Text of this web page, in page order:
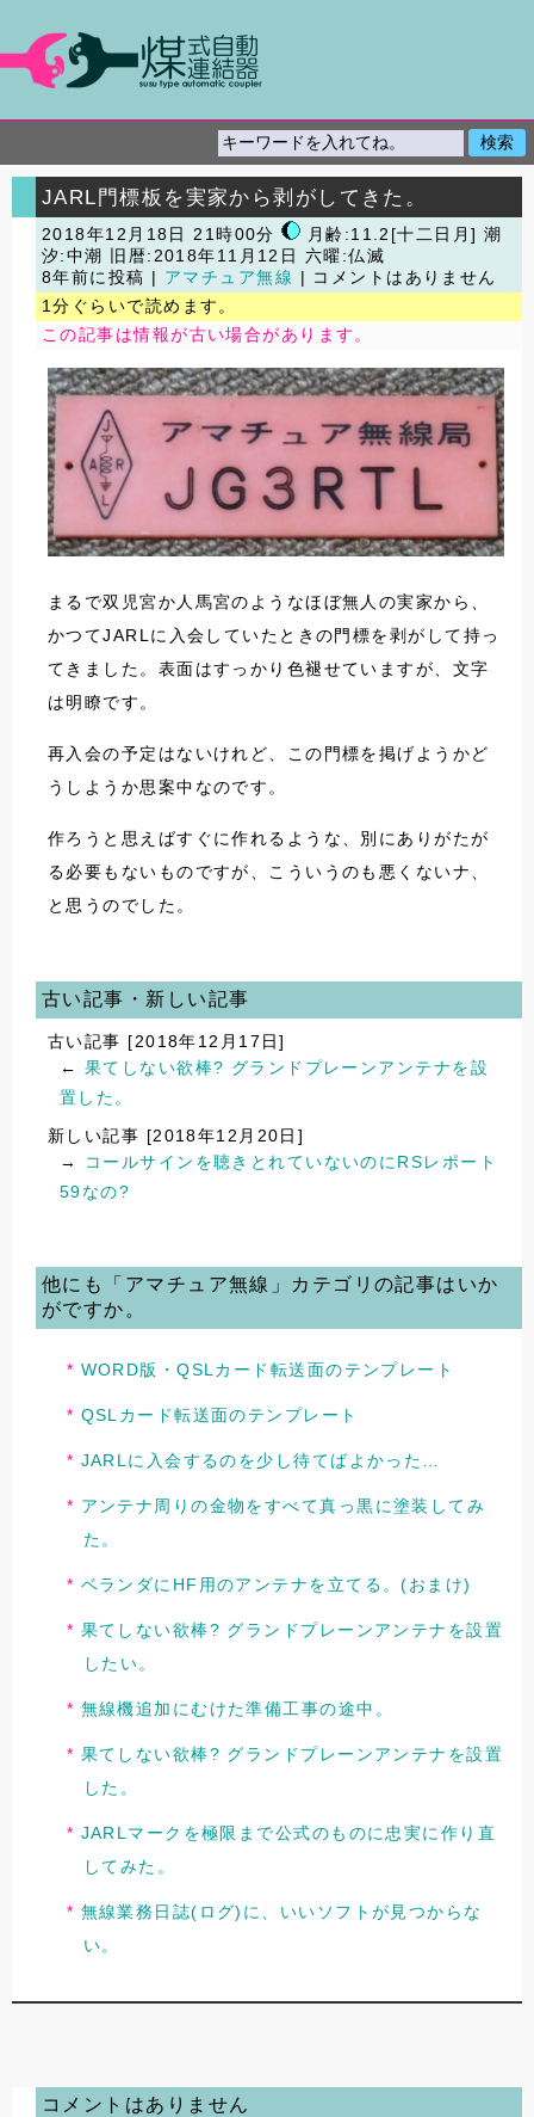
JARL門標板を実家から剥がしてきた。
2018年12月18日 21時00分
月齢:11.2[十二日月] 潮
汐:中潮
旧暦:2018年11月12日 六曜:仏滅
8年前に投稿 | アマチュア無線
| コメントはありません
1分ぐらいで読めます。
この記事は情報が古い場合があります。
まるで双児宮か人馬宮のようなほぼ無人の実家から、
かつてJARLに入会していたときの門標を剥がして持っ
てきました。表面はすっかり色褪せていますが、文字
は明瞭です。
再入会の予定はないけれど、この門標を掲げようかど
うしようか思案中なのです。
作ろうと思えばすぐに作れるような、別にありがたが
る必要もないものですが、こういうのも悪くないナ、
と思うのでした。
古い記事・新しい記事
古い記事 [2018年12月17日]
← 果てしない欲棒? グランドプレーンアンテナを設
置した。
新しい記事 [2018年12月20日]
→
コールサインを聴きとれていないのにRSレポート
59なの?
他にも「アマチュア無線」カテゴリの記事はいか
がですか。
WORD版・QSLカード転送面のテンプレート
QSLカード転送面のテンプレート
JARLに入会するのを少し待てばよかった…
アンテナ周りの金物をすべて真っ黒に塗装してみ
た。
ベランダにHF用のアンテナを立てる。(おまけ)
果てしない欲棒? グランドプレーンアンテナを設置
したい。
無線機追加にむけた準備工事の途中。
果てしない欲棒? グランドプレーンアンテナを設置
した。
JARLマークを極限まで公式のものに忠実に作り直
してみた。
無線業務日誌(ログ)に、いいソフトが見つからな
い。
コメントはありません